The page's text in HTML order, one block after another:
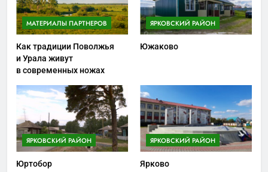
МАТЕРИАЛЫ ПАРТНЕРОВ
Как традиции Поволжья
и Урала живут
в современных ножах
ЯРКОВСКИЙ РАЙОН
Южаково
ЯРКОВСКИЙ РАЙОН
Юртобор
ЯРКОВСКИЙ РАЙОН
Ярково